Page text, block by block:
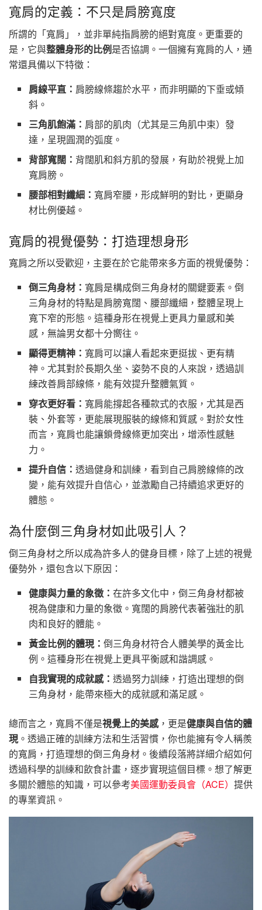
寬肩的定義：不只是肩膀寬度
所謂的「寬肩」，並非單純指肩膀的絕對寬度。更重要的
是，它與整體身形的比例是否協調。一個擁有寬肩的人，通
常還具備以下特徵：
肩線平直： 肩膀線條趨於水平，而非明顯的下垂或傾
斜。
三角肌飽滿： 肩部的肌肉（尤其是三角肌中束）發
達，呈現圓潤的弧度。
背部寬闊： 背闊肌和斜方肌的發展，有助於視覺上加
寬肩膀。
腰部相對纖細： 寬肩窄腰，形成鮮明的對比，更顯身
材比例優越。
寬肩的視覺優勢：打造理想身形
寬肩之所以受歡迎，主要在於它能帶來多方面的視覺優勢：
倒三角身材： 寬肩是構成倒三角身材的關鍵要素。倒
三角身材的特點是肩膀寬闊、腰部纖細，整體呈現上
寬下窄的形態。這種身形在視覺上更具力量感和美
感，無論男女都十分嚮往。
顯得更精神： 寬肩可以讓人看起來更挺拔、更有精
神。尤其對於長期久坐、姿勢不良的人來說，透過訓
練改善肩部線條，能有效提升整體氣質。
穿衣更好看： 寬肩能撐起各種款式的衣服，尤其是西
裝、外套等，更能展現服裝的線條和質感。對於女性
而言，寬肩也能讓鎖骨線條更加突出，增添性感魅
力。
提升自信：透過健身和訓練，看到自己肩膀線條的改
變，能有效提升自信心，並激勵自己持續追求更好的
體態。
為什麼倒三角身材如此吸引人？
倒三角身材之所以成為許多人的健身目標，除了上述的視覺
優勢外，還包含以下原因：
健康與力量的象徵：在許多文化中，倒三角身材都被
視為健康和力量的象徵。寬闊的肩膀代表著強壯的肌
肉和良好的體能。
黃金比例的體現：倒三角身材符合人體美學的黃金比
例。這種身形在視覺上更具平衡感和諧調感。
自我實現的成就感：透過努力訓練，打造出理想的倒
三角身材，能帶來極大的成就感和滿足感。
總而言之，寬肩不僅是視覺上的美感，更是健康與自信的體
現。透過正確的訓練方法和生活習慣，你也能擁有令人稱羨
的寬肩，打造理想的倒三角身材。後續段落將詳細介紹如何
透過科學的訓練和飲食計畫，逐步實現這個目標。想了解更
多關於體態的知識，可以參考美國運動委員會（ACE） 提供
的專業資訊。